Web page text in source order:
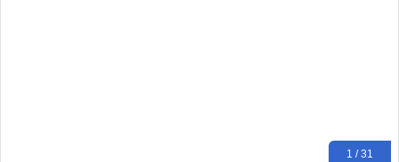
1 / 31